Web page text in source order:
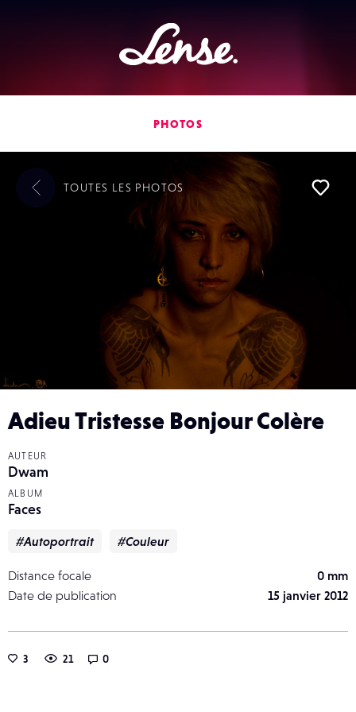
Lense
PHOTOS
Adieu Tristesse Bonjour Colère
AUTEUR
Dwam
ALBUM
Faces
#Autoportrait #Couleur
Distance focale
0 mm
Date de publication
15 janvier 2012
3 21 0
TOUTES LES PHOTOS